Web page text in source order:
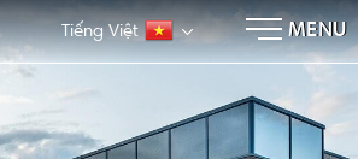
Tiếng Việt MENU
×